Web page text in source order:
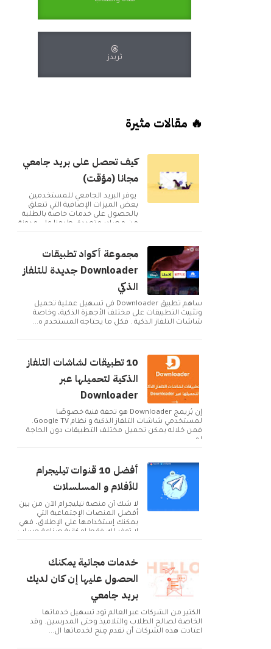
ثريدز
🔥 مقالات مثيرة
كيف تحصل على بريد جامعي
مجانا (مؤقت)
يوفر البريد الجامعي للمستخدمين
بعض الميزات الإضافية التي تتعلق
بالحصول على خدمات خاصة بالطلبة
من مصادر متعددة. طرحنا على مدونة
مجموعة أكواد تطبيقات
Downloader جديدة للتلفاز
الذكي
ساهم تطبيق Downloader في تسهيل عملية تحميل
وتثبيت التطبيقات على مختلف الأجهزة الذكية، وخاصة
شاشات التلفاز الذكية . فكل ما يحتاجه المستخدم ه...
10 تطبيقات لشاشات التلفاز
الذكية لتحميلها عبر
Downloader
إن بُريمج Downloader هو تحفة فنية خصوصًا
لمستخدمي شاشات التلفاز الذكية و نظام Google TV.
فمن خلاله يمكن تحميل مختلف التطبيقات دون الحاجة
لم...
أفضل 10 قنوات تيليجرام
للأفلام و المسلسلات
لا شك أن منصة تيليجرام الآن من بين
أفضل المنصات الإجتماعية التي
يمكنك إستخدامها على الإطلاق، فهي
لا توفر لك فقط إمكانية صناعة حساب
خدمات مجانية يمكنك
الحصول عليها إن كان لديك
بريد جامعي
الكثير من الشركات عبر العالم تود تسهيل خدماتها
الخاصة لصالح الطلاب والتلاميذ وحتى المدرسين. وقد
اعتادت هذه الشركات أن تقدم مِنح لخدماتها ال...